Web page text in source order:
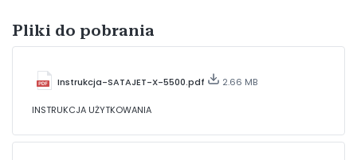
Pliki do pobrania
Instrukcja-SATAJET-X-5500.pdf 2.66 MB
INSTRUKCJA UŻYTKOWANIA